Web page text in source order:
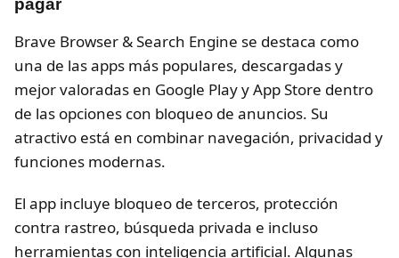
pagar
Brave Browser & Search Engine se destaca como
una de las apps más populares, descargadas y
mejor valoradas en Google Play y App Store dentro
de las opciones con bloqueo de anuncios. Su
atractivo está en combinar navegación, privacidad y
funciones modernas.
El app incluye bloqueo de terceros, protección
contra rastreo, búsqueda privada e incluso
herramientas con inteligencia artificial. Algunas